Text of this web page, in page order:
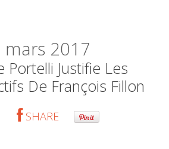
mars 2017
Portelli Justifie Les
De François Fillon
SHARE